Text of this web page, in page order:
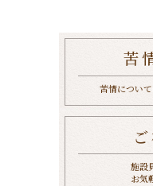
苦
苦情につい
施設
お気